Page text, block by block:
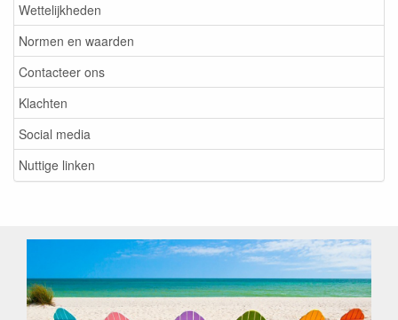
Wettelijkheden
Normen en waarden
Contacteer ons
Klachten
Social media
Nuttige linken